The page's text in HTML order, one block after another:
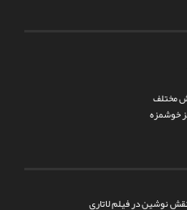
خوشمزه
نوشین در فیلم لاتاری